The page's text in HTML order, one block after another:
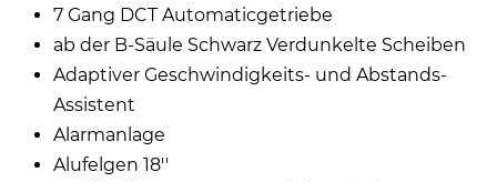
7 Gang DCT Automaticgetriebe
ab der B-Säule Schwarz Verdunkelte Scheiben
Adaptiver Geschwindigkeits- und Abstands-
Assistent
Alarmanlage
Alufelgen 18''